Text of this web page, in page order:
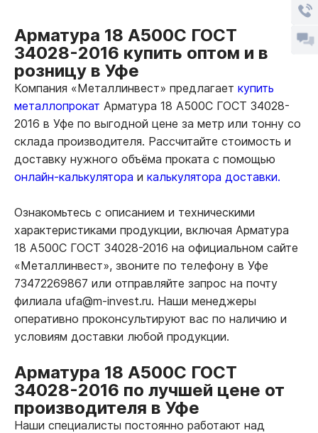
Арматура 18 А500С ГОСТ
34028-2016 купить оптом и в
розницу в Уфе
Компания «Металлинвест» предлагает купить
металлопрокат Арматура 18 А500С ГОСТ 34028-
2016 в Уфе по выгодной цене за метр или тонну со
склада производителя. Рассчитайте стоимость и
доставку нужного объёма проката с помощью
онлайн-калькулятора и калькулятора доставки.
Ознакомьтесь с описанием и техническими
характеристиками продукции, включая Арматура
18 А500С ГОСТ 34028-2016 на официальном сайте
«Металлинвест», звоните по телефону в Уфе
73472269867 или отправляйте запрос на почту
филиала ufa@m-invest.ru. Наши менеджеры
оперативно проконсультируют вас по наличию и
условиям доставки любой продукции.
Арматура 18 А500С ГОСТ
34028-2016 по лучшей цене от
производителя в Уфе
Наши специалисты постоянно работают над